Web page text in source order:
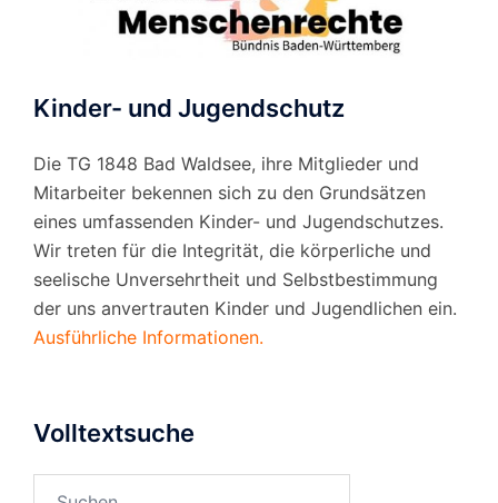
Kinder- und Jugendschutz
Die TG 1848 Bad Waldsee, ihre Mitglieder und
Mitarbeiter bekennen sich zu den Grundsätzen
eines umfassenden Kinder- und Jugendschutzes.
Wir treten für die Integrität, die körperliche und
seelische Unversehrtheit und Selbstbestimmung
der uns anvertrauten Kinder und Jugendlichen ein.
Ausführliche Informationen.
Volltextsuche